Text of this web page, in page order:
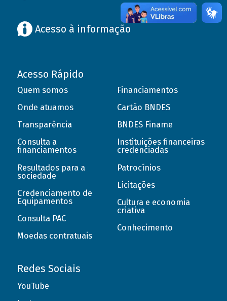
Acesso à informação
Acesso Rápido
Quem somos
Onde atuamos
Transparência
Consulta a
financiamentos
Resultados para a
sociedade
Credenciamento de
Equipamentos
Consulta PAC
Moedas contratuais
Financiamentos
Cartão BNDES
BNDES Finame
Instituições financeiras
credenciadas
Patrocínios
Licitações
Cultura e economia
criativa
Conhecimento
Redes Sociais
YouTube